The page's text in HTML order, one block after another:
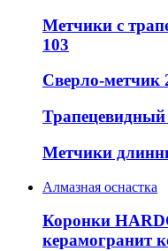
Метчики с
103
Сверло-метчик
Метчики
Алмазная оснастка
Коронки
керамогранит